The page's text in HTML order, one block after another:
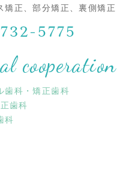
矯正、部分矯正、裏側矯正
5775
cooperation
歯科・矯正歯科
歯科
科